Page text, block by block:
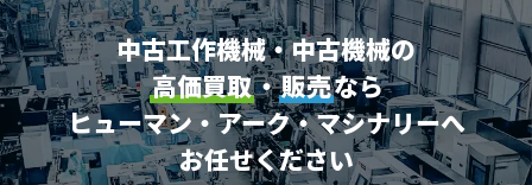
中古工作機械・中古機械の
高価買取・販売なら
ヒューマン・アーク・マシナリーへ
お任せください